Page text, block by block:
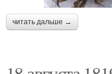
читать дальше →